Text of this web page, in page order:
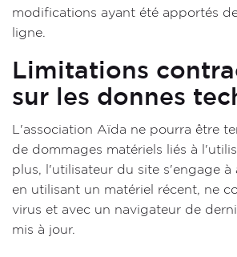
modifications ayant été apportés
ligne.
Limitations
sur les donnes
L'association Aïda ne pourra être
de dommages matériels liés à
plus, l'utilisateur du site s'engage à
en utilisant un matériel récent, ne
virus et avec un navigateur de
mis à jour.